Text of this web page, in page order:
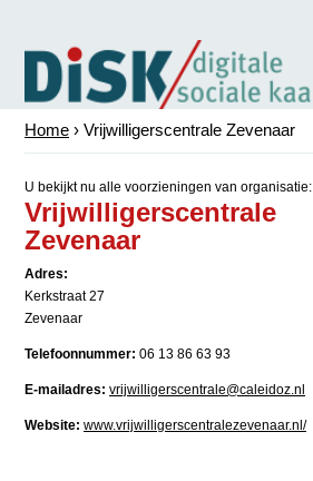
Home › Vrijwilligerscentrale Zevenaar
U bekijkt nu alle voorzieningen van organisatie:
Vrijwilligerscentrale
Zevenaar
Adres:
Kerkstraat 27
Zevenaar
Telefoonnummer: 06 13 86 63 93
E-mailadres: vrijwilligerscentrale@caleidoz.nl
Website: www.vrijwilligerscentralezevenaar.nl/